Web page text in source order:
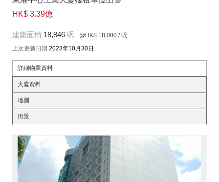
HK$ 3.39億
建築面積 18,846 呎 @HK$ 18,000 / 呎
上次更新日期 2023年10月30日
詳細物業資料
大廈資料
地圖
街景